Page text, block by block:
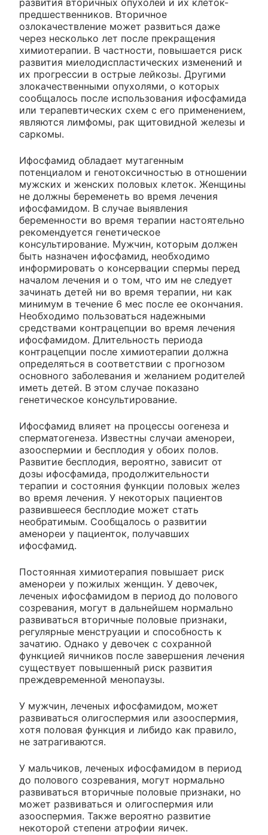
развития вторичных опухолей и их клеток-
предшественников. Вторичное
озлокачествление может развиться даже
через несколько лет после прекращения
химиотерапии. В частности, повышается риск
развития миелодиспластических изменений и
их прогрессии в острые лейкозы. Другими
злокачественными опухолями, о которых
сообщалось после использования ифосфамида
или терапевтических схем с его применением,
являются лимфомы, рак щитовидной железы и
саркомы.
Ифосфамид обладает мутагенным
потенциалом и генотоксичностью в отношении
мужских и женских половых клеток. Женщины
не должны беременеть во время лечения
ифосфамидом. В случае выявления
беременности во время терапии настоятельно
рекомендуется генетическое
консультирование. Мужчин, которым должен
быть назначен ифосфамид, необходимо
информировать о консервации спермы перед
началом лечения и о том, что им не следует
зачинать детей ни во время терапии, ни как
минимум в течение 6 мес после ее окончания.
Необходимо пользоваться надежными
средствами контрацепции во время лечения
ифосфамидом. Длительность периода
контрацепции после химиотерапии должна
определяться в соответствии с прогнозом
основного заболевания и желанием родителей
иметь детей. В этом случае показано
генетическое консультирование.
Ифосфамид влияет на процессы оогенеза и
сперматогенеза. Известны случаи аменореи,
азооспермии и бесплодия у обоих полов.
Развитие бесплодия, вероятно, зависит от
дозы ифосфамида, продолжительности
терапии и состояния функции половых желез
во время лечения. У некоторых пациентов
развившееся бесплодие может стать
необратимым. Сообщалось о развитии
аменореи у пациенток, получавших
ифосфамид.
Постоянная химиотерапия повышает риск
аменореи у пожилых женщин. У девочек,
леченых ифосфамидом в период до полового
созревания, могут в дальнейшем нормально
развиваться вторичные половые признаки,
регулярные менструации и способность к
зачатию. Однако у девочек с сохранной
функцией яичников после завершения лечения
существует повышенный риск развития
преждевременной менопаузы.
У мужчин, леченых ифосфамидом, может
развиваться олигоспермия или азооспермия,
хотя половая функция и либидо как правило,
не затрагиваются.
У мальчиков, леченых ифосфамидом в период
до полового созревания, могут нормально
развиваться вторичные половые признаки, но
может развиваться и олигоспермия или
азооспермия. Также вероятно развитие
некоторой степени атрофии яичек.